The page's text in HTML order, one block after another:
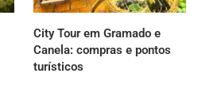
City Tour em Gramado e
Canela: compras e pontos
turísticos